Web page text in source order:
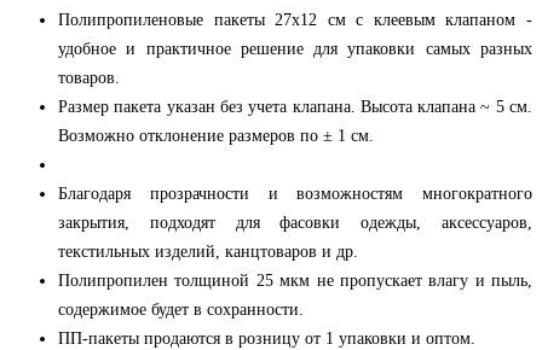
Полипропиленовые пакеты 27x12 см с клеевым клапаном -
удобное и практичное решение для упаковки самых разных
товаров.
Размер пакета указан без учета клапана. Высота клапана ~ 5 см.
Возможно отклонение размеров по ± 1 см.
Благодаря прозрачности и возможностям многократного
закрытия, подходят для фасовки одежды, аксессуаров,
текстильных изделий, канцтоваров и др.
Полипропилен толщиной 25 мкм не пропускает влагу и пыль,
содержимое будет в сохранности.
ПП-пакеты продаются в розницу от 1 упаковки и оптом.